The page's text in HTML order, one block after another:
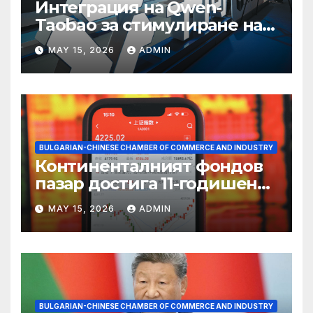
Интеграция на Qwen-
Taobao за стимулиране на
пазаруването 618
MAY 15, 2026 ADMIN
BULGARIAN-CHINESE CHAMBER OF COMMERCE AND INDUSTRY
Континенталният фондов
пазар достига 11-годишен
връх
MAY 15, 2026 ADMIN
BULGARIAN-CHINESE CHAMBER OF COMMERCE AND INDUSTRY